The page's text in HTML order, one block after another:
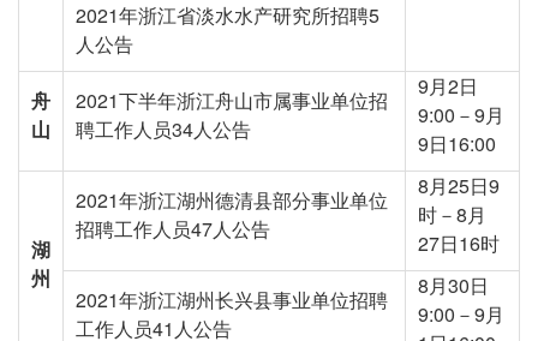
2021年浙江省淡水水产研究所招聘5
人公告
舟
山
2021下半年浙江舟山市属事业单位招
聘工作人员34人公告
9月2日
9:00－9月
9日16:00
湖
州
2021年浙江湖州德清县部分事业单位
招聘工作人员47人公告
8月25日9
时－8月
27日16时
2021年浙江湖州长兴县事业单位招聘
工作人员41人公告
8月30日
9:00－9月